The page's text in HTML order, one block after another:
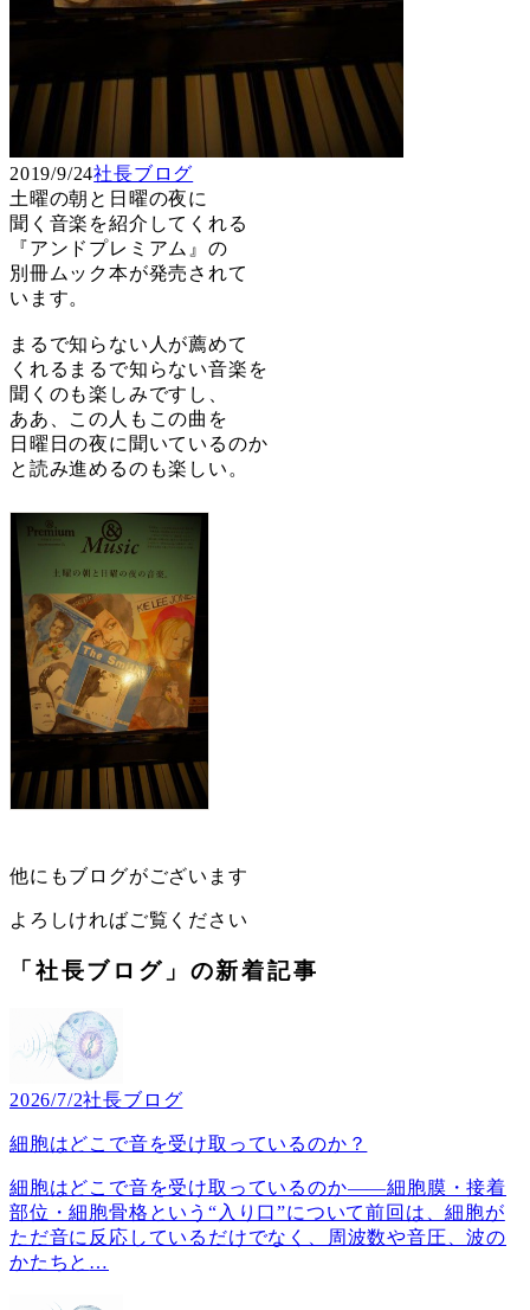
2019/9/24社長ブログ
土曜の朝と日曜の夜に
聞く音楽を紹介してくれる
『アンドプレミアム』の
別冊ムック本が発売されて
います。
まるで知らない人が薦めて
くれるまるで知らない音楽を
聞くのも楽しみですし、
ああ、この人もこの曲を
日曜日の夜に聞いているのか
と読み進めるのも楽しい。
他にもブログがございます
よろしければご覧ください
「社長ブログ」の新着記事
2026/7/2社長ブログ
細胞はどこで音を受け取っているのか？
細胞はどこで音を受け取っているのか――細胞膜・接着
部位・細胞骨格という“入り口”について前回は、細胞が
ただ音に反応しているだけでなく、周波数や音圧、波の
かたちと …